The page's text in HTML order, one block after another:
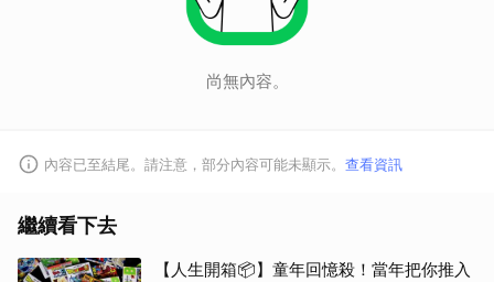
尚無內容。
內容已至結尾。請注意，部分內容可能未顯示。 查看資訊
繼續看下去
【人生開箱📦】童年回憶殺！當年把你推入